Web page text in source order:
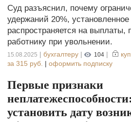
Суд разъяснил, почему
удержаний 20%,
распространяется на
работнику при увольнении.
15.08.2025 | бухгалтеру | 104 |
за 315 руб. | оформить подписку
Первые признаки
установить дату